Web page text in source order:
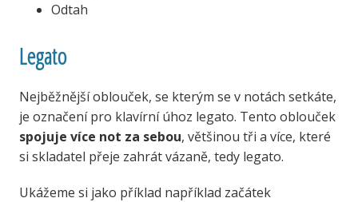
Odtah
Legato
Nejběžnější oblouček, se kterým se v notách setkáte,
je označení pro klavírní úhoz legato. Tento oblouček
spojuje více not za sebou, většinou tři a více, které
si skladatel přeje zahrát vázaně, tedy legato.
Ukážeme si jako příklad například začátek